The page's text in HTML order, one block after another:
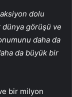
dolu
dünya görüşü ve
daha da
da büyük bir
bir milyon